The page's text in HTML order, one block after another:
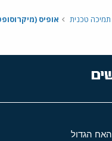
תמיכה טכנית אופיס
האח הגדול